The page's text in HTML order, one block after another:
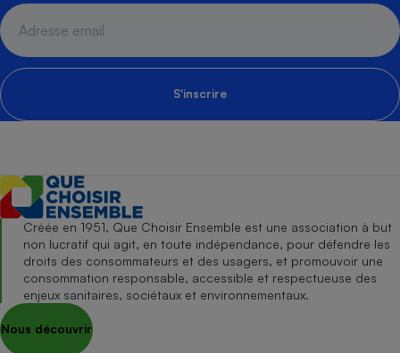
S'inscrire
Créée en 1951, Que Choisir Ensemble est une association à but
non lucratif qui agit, en toute indépendance, pour défendre les
droits des consommateurs et des usagers, et promouvoir une
consommation responsable, accessible et respectueuse des
enjeux sanitaires, sociétaux et environnementaux.
Nous découvrir